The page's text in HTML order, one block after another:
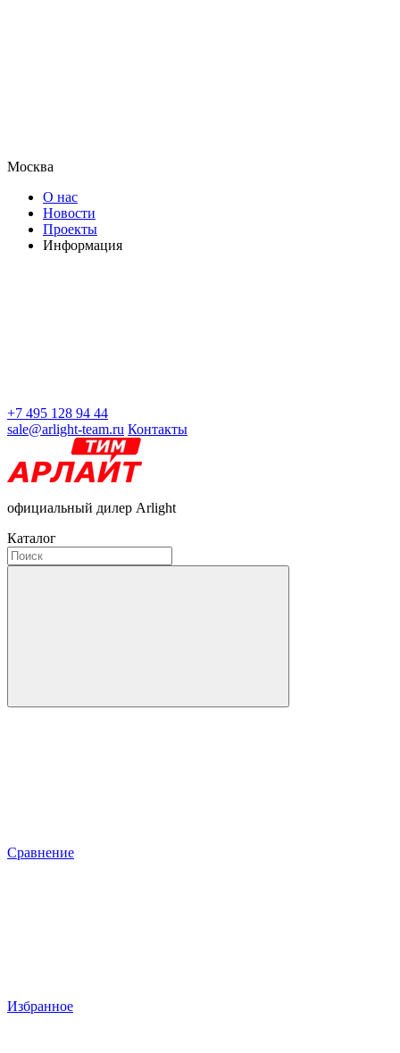
Москва
О нас
Новости
Проекты
Информация
+7 495 128 94 44
sale@arlight-team.ru Контакты
официальный дилер Arlight
Каталог
Сравнение
Избранное